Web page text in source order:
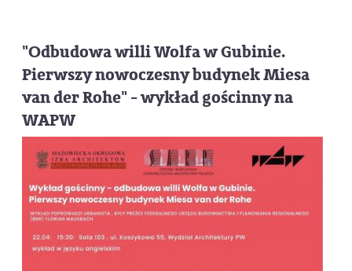
"Odbudowa willi Wolfa w Gubinie.
Pierwszy nowoczesny budynek Miesa
van der Rohe" - wykład gościnny na
WAPW